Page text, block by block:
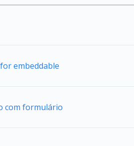
embeddable
com formulário